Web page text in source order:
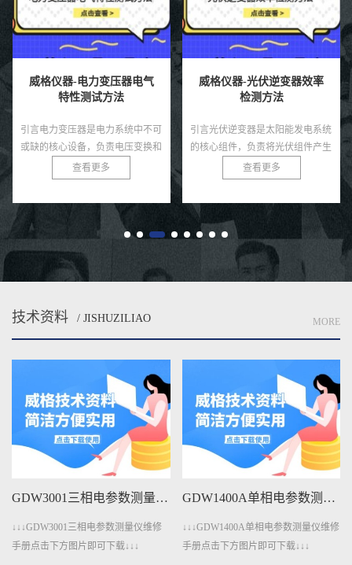
威格仪器-电力变压器电气
特性测试方法
引言电力变压器是电力系统中不可
或缺的核心设备，负责电压变换和
电能传输，其电气特性直接影响电
网的稳定性和效率。为确保变压器
查看更多
威格仪器-光伏逆变器效率
检测方法
引言光伏逆变器是太阳能发电系统
的核心组件，负责将光伏组件产生
的直流电转换为交流电，供电网或
负载使用。其效率直接影响系统的
业...
查看更多
技术资料 / JISHUZILIAO MORE
GDW3001三相电参数测量仪维修手册下载
↓↓↓GDW3001三相电参数测量仪维修
手册点击下方图片即可下载↓↓↓
GDW1400A单相电参数测量仪维修手册下载
↓↓↓GDW1400A单相电参数测量仪维修
手册点击下方图片即可下载↓↓↓